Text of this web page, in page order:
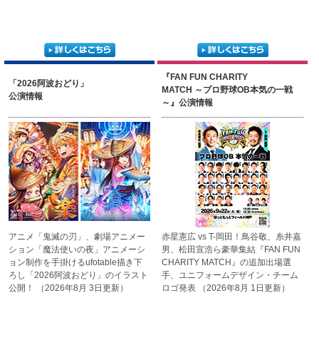
「2026阿波おどり」
公演情報
アニメ「鬼滅の刃」、劇場アニメー
ション「魔法使いの夜」 アニメーシ
ョン制作を手掛けるufotable描き下
ろし「2026阿波おどり」のイラスト
公開！
（2026年8月 3日更新）
『FAN FUN CHARITY
MATCH ～プロ野球OB本気の一戦
～』公演情報
赤星憲広 vs T-岡田！鳥谷敬、糸井嘉
男、松田宣浩ら豪華集結『FAN FUN
CHARITY MATCH』の追加出場選
手、ユニフォームデザイン・チーム
ロゴ発表
（2026年8月 1日更新）